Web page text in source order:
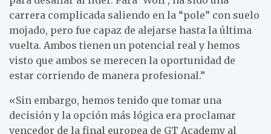
carrera complicada saliendo en la “pole” con suelo
mojado, pero fue capaz de alejarse hasta la última
vuelta. Ambos tienen un potencial real y hemos
visto que ambos se merecen la oportunidad de
estar corriendo de manera profesional.”
«Sin embargo, hemos tenido que tomar una
decisión y la opción más lógica era proclamar
vencedor de la final europea de GT Academy al